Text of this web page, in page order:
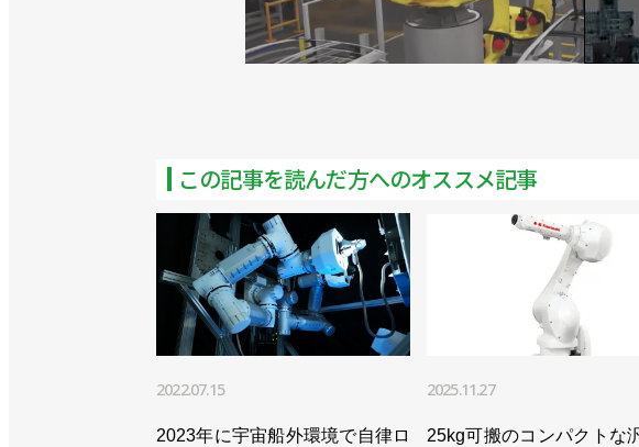
この記事を読んだ方へのオススメ記事
2022.07.15
2023年に宇宙船外環境で自律ロ
2025.11.27
25kg可搬のコンパクトな